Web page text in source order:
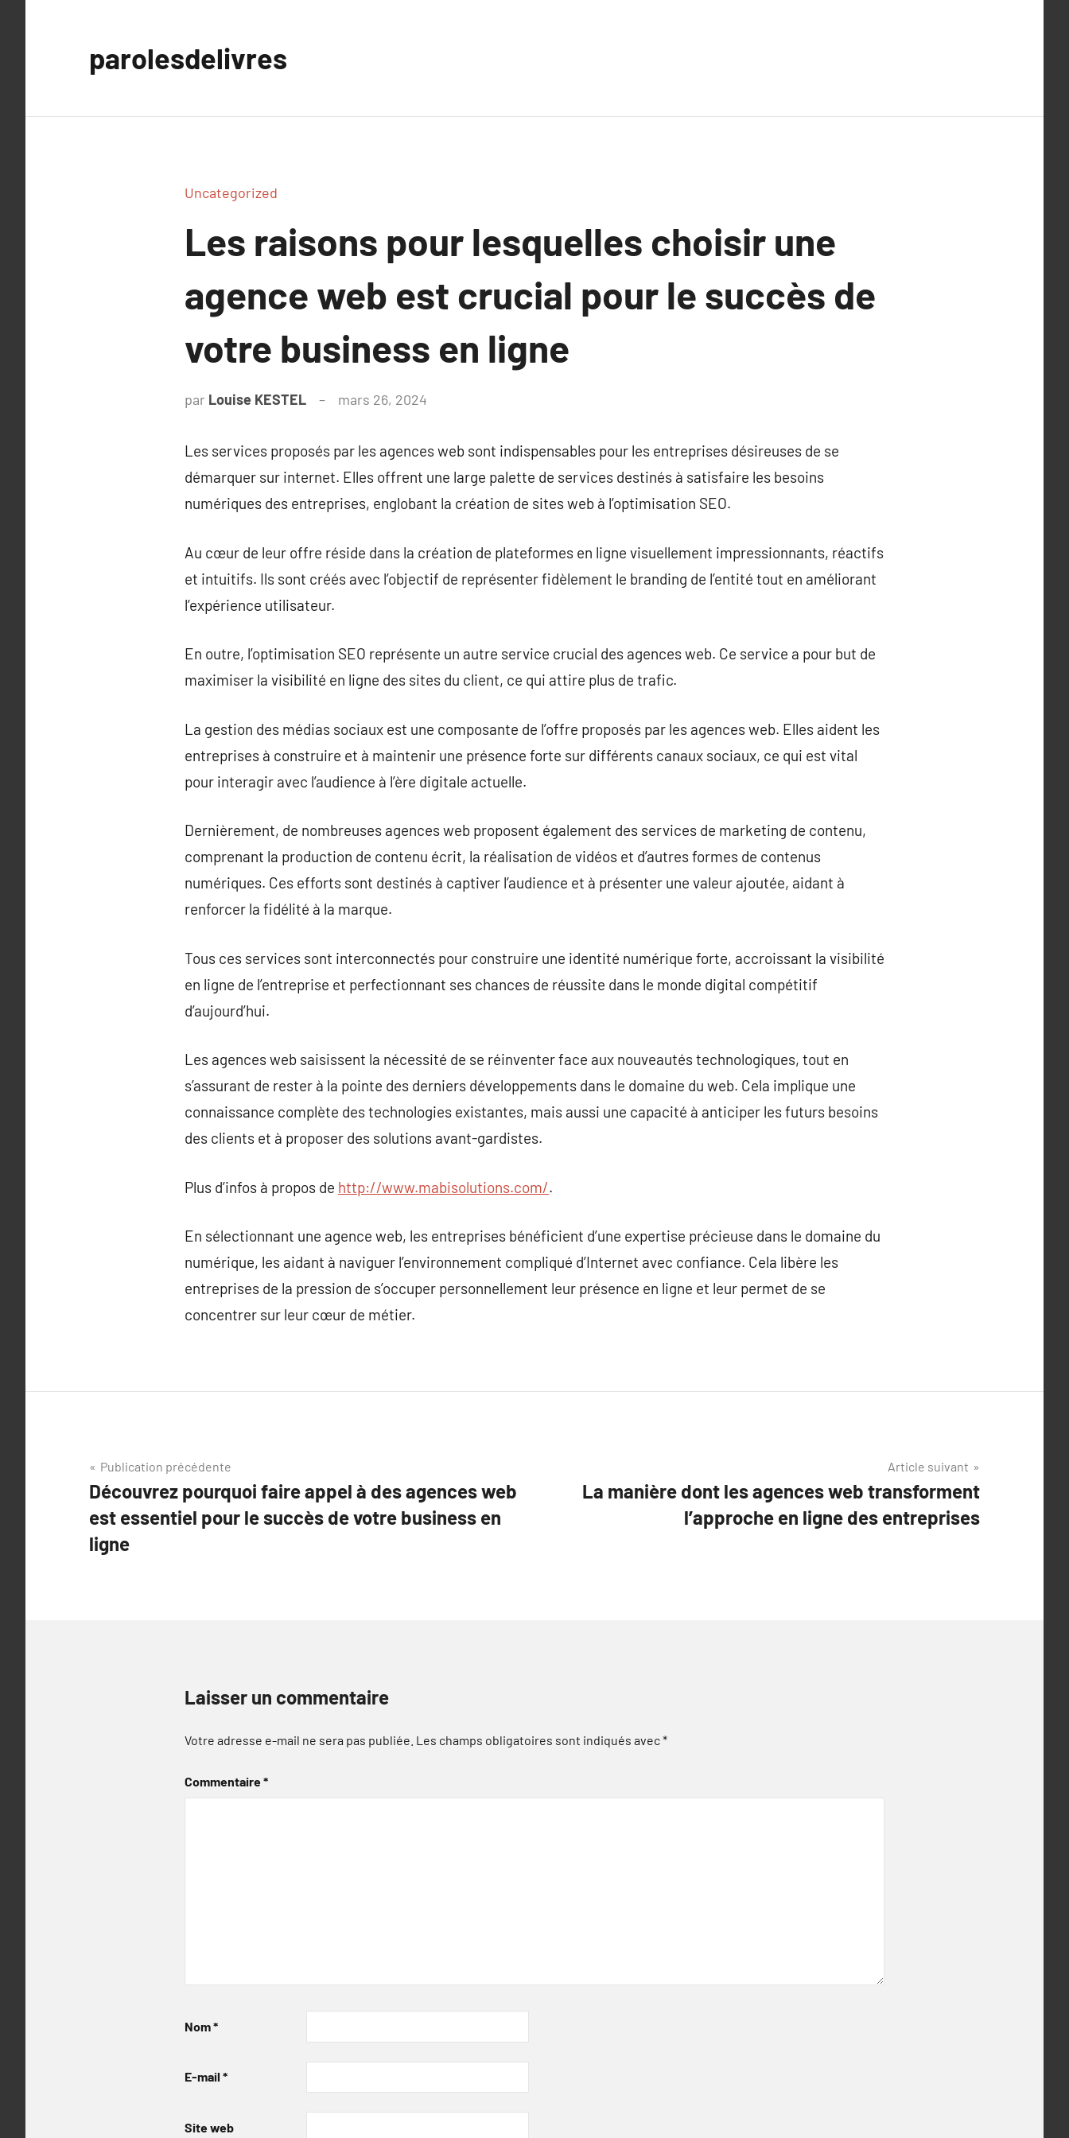
parolesdelivres
Uncategorized
Les raisons pour lesquelles choisir une
agence web est crucial pour le succès de
votre business en ligne
par Louise KESTEL mars 26, 2024
Les services proposés par les agences web sont indispensables pour les entreprises désireuses de se
démarquer sur internet. Elles offrent une large palette de services destinés à satisfaire les besoins
numériques des entreprises, englobant la création de sites web à l’optimisation SEO.
Au cœur de leur offre réside dans la création de plateformes en ligne visuellement impressionnants, réactifs
et intuitifs. Ils sont créés avec l’objectif de représenter fidèlement le branding de l’entité tout en améliorant
l’expérience utilisateur.
En outre, l’optimisation SEO représente un autre service crucial des agences web. Ce service a pour but de
maximiser la visibilité en ligne des sites du client, ce qui attire plus de trafic.
La gestion des médias sociaux est une composante de l’offre proposés par les agences web. Elles aident les
entreprises à construire et à maintenir une présence forte sur différents canaux sociaux, ce qui est vital
pour interagir avec l’audience à l’ère digitale actuelle.
Dernièrement, de nombreuses agences web proposent également des services de marketing de contenu,
comprenant la production de contenu écrit, la réalisation de vidéos et d’autres formes de contenus
numériques. Ces efforts sont destinés à captiver l’audience et à présenter une valeur ajoutée, aidant à
renforcer la fidélité à la marque.
Tous ces services sont interconnectés pour construire une identité numérique forte, accroissant la visibilité
en ligne de l’entreprise et perfectionnant ses chances de réussite dans le monde digital compétitif
d’aujourd’hui.
Les agences web saisissent la nécessité de se réinventer face aux nouveautés technologiques, tout en
s’assurant de rester à la pointe des derniers développements dans le domaine du web. Cela implique une
connaissance complète des technologies existantes, mais aussi une capacité à anticiper les futurs besoins
des clients et à proposer des solutions avant-gardistes.
Plus d’infos à propos de http://www.mabisolutions.com/.
En sélectionnant une agence web, les entreprises bénéficient d’une expertise précieuse dans le domaine du
numérique, les aidant à naviguer l’environnement compliqué d’Internet avec confiance. Cela libère les
entreprises de la pression de s’occuper personnellement leur présence en ligne et leur permet de se
concentrer sur leur cœur de métier.
Navigation
de
l’article
Publication précédente
Découvrez pourquoi faire appel à des agences web
est essentiel pour le succès de votre business en
ligne
Article suivant
La manière dont les agences web transforment
l’approche en ligne des entreprises
Laisser un commentaire
Votre adresse e-mail ne sera pas publiée. Les champs obligatoires sont indiqués avec*
Commentaire*
Nom*
E-mail *
Site web